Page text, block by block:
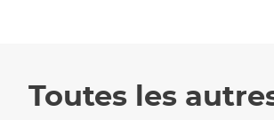
Toutes les